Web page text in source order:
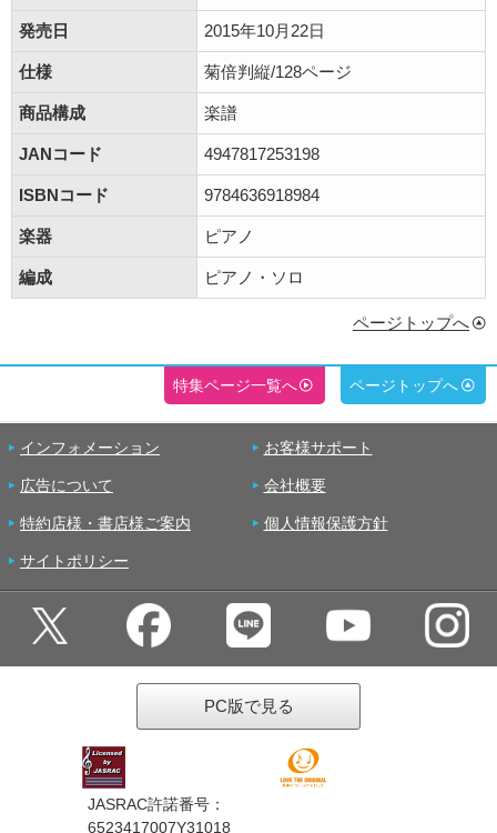
発売日 2015年10月22日
仕様 菊倍判縦/128ページ
商品構成 楽譜
JANコード 4947817253198
ISBNコード 9784636918984
楽器 ピアノ
編成 ピアノ・ソロ
ページトップへ
特集ページ一覧へ ページトップへ
インフォメーション お客様サポート
広告について 会社概要
特約店様・書店様ご案内 個人情報保護方針
サイトポリシー
PC版で見る
JASRAC許諾番号：
6523417007Y31018